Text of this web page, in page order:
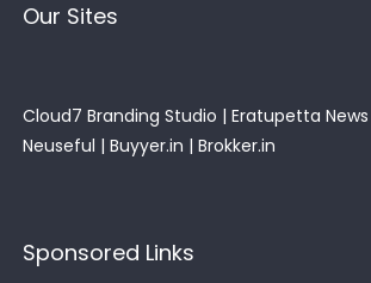
Our Sites
Cloud7 Branding Studio | Eratupetta News
Neuseful | Buyyer.in | Brokker.in
Sponsored Links